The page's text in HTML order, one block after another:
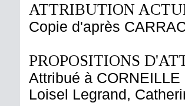
ATTRIBUTION
Copie d'après
PROPOSITIONS
Attribué à CORNEILLE
Loisel Legrand,